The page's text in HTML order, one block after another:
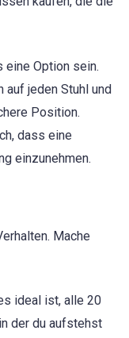
eine Option sein.
jeden Stuhl und
Position.
dass eine
einzunehmen.
Mache
ideal ist, alle 20
der du aufstehst